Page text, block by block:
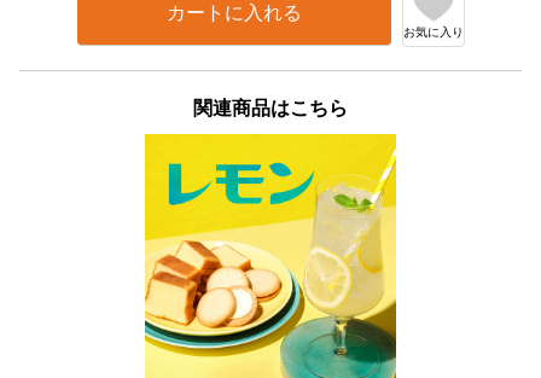
カートに入れる
お気に入り
関連商品はこちら